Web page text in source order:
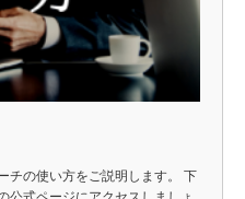
チの使い方をご説明します。 下